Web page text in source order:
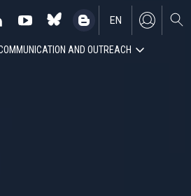
EN
ES
AND OUTREACH